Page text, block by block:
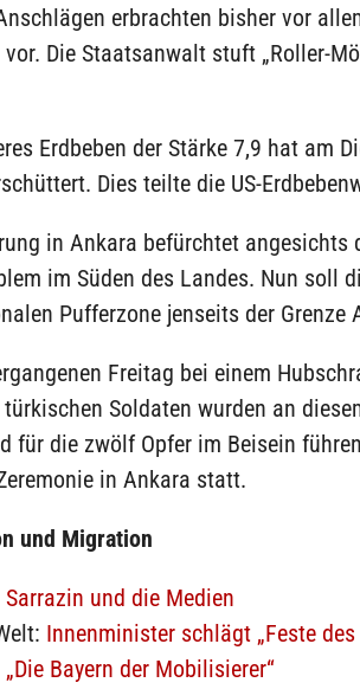
erbrachten bisher vor
Die Staatsanwalt stuft „Roller-
Erdbeben der Stärke 7,9 hat am
Dies teilte die US-
in Ankara befürchtet angesichts
im Süden des Landes. Nun soll
Pufferzone jenseits der Grenze
Freitag bei einem
Soldaten wurden an
für die zwölf Opfer im Beisein
in Ankara statt.
und Migration
Sarrazin und die Medien
Innenminister schlägt „Feste
„Die Bayern der Mobilisierer“